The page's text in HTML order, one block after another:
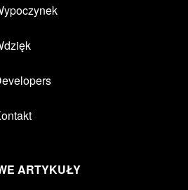
ARTYKUŁY